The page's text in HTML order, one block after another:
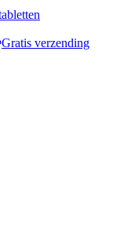
Gratis verzending